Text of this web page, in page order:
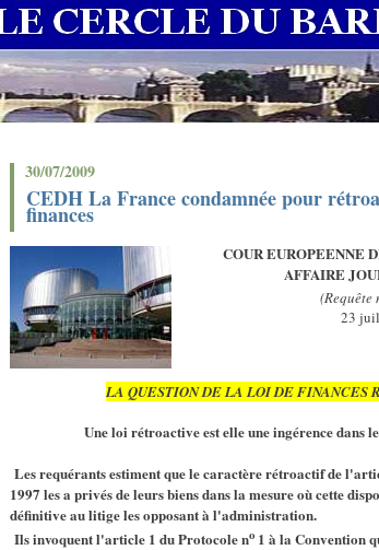
30/07/2009
CEDH La France condamnée pour
finances
COUR EUROPEENNE
AFFAIRE
(Requête
23
LA QUESTION DE LA LOI DE FINANCES
Une loi rétroactive est elle une ingérence dans
Les requérants estiment que le caractère rétroactif de
1997 les a privés de leurs biens dans la mesure où cette
définitive au litige les opposant à l'administration.
Ils invoquent l'article 1 du Protocole no 1 à la Convention